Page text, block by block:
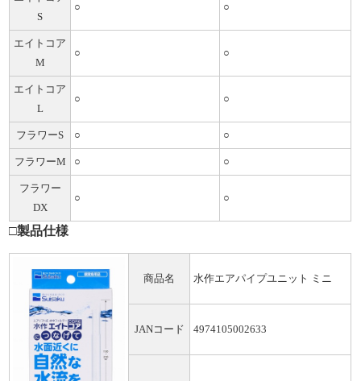
S
○ ○
エイトコア
M
○ ○
エイトコア
L
○ ○
フラワーS ○ ○
フラワーM ○ ○
フラワー
DX
○ ○
□製品仕様
商品名 水作エアパイプユニット ミニ
JANコード 4974105002633